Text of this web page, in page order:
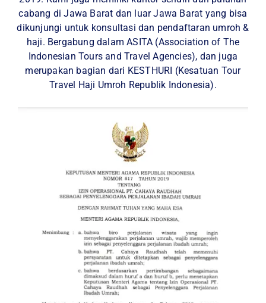
cabang di Jawa Barat dan luar Jawa Barat yang bisa
dikunjungi untuk konsultasi dan pendaftaran umroh &
haji. Bergabung dalam ASITA (Association of The
Indonesian Tours and Travel Agencies), dan juga
merupakan bagian dari KESTHURI (Kesatuan Tour
Travel Haji Umroh Republik Indonesia).